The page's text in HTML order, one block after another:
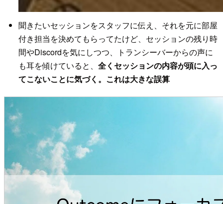
聞きたいセッションをスタッフに伝え、それを元に部屋
付き担当を決めてもらってたけど、セッションの残り時
間やDiscordを気にしつつ、トランシーバーからの声に
も耳を傾けていると、 全くセッションの内容が頭に入っ
てこないことに気づく。これは大きな誤算